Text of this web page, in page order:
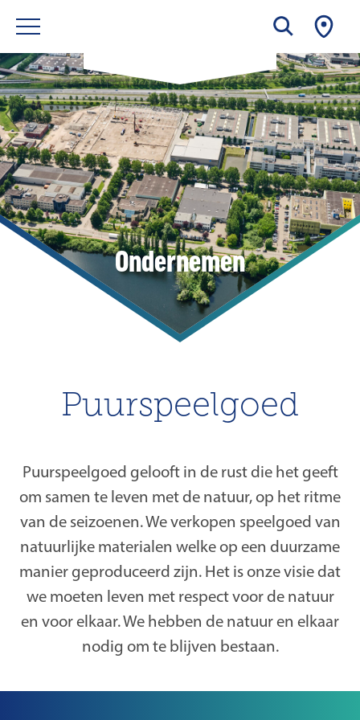
Ondernemen
Puurspeelgoed
Puurspeelgoed gelooft in de rust die het geeft
om samen te leven met de natuur, op het ritme
van de seizoenen. We verkopen speelgoed van
natuurlijke materialen welke op een duurzame
manier geproduceerd zijn. Het is onze visie dat
we moeten leven met respect voor de natuur
en voor elkaar. We hebben de natuur en elkaar
nodig om te blijven bestaan.